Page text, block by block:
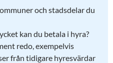
och stadsdelar du
kan du betala i hyra?
redo, exempelvis
från tidigare hyresvärdar